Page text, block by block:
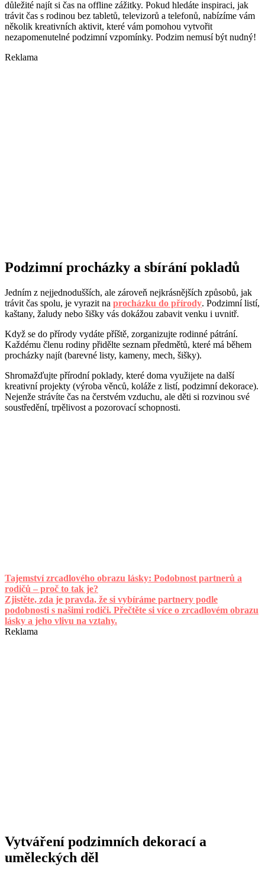
důležité najít si čas na offline zážitky. Pokud hledáte inspiraci, jak
trávit čas s rodinou bez tabletů, televizorů a telefonů, nabízíme vám
několik kreativních aktivit, které vám pomohou vytvořit
nezapomenutelné podzimní vzpomínky. Podzim nemusí být nudný!
Reklama
Podzimní procházky a sbírání pokladů
Jedním z nejjednodušších, ale zároveň nejkrásnějších způsobů, jak
trávit čas spolu, je vyrazit na procházku do přírody. Podzimní listí,
kaštany, žaludy nebo šišky vás dokážou zabavit venku i uvnitř.
Když se do přírody vydáte příště, zorganizujte rodinné pátrání.
Každému členu rodiny přidělte seznam předmětů, které má během
procházky najít (barevné listy, kameny, mech, šišky).
Shromažďujte přírodní poklady, které doma využijete na další
kreativní projekty (výroba věnců, koláže z listí, podzimní dekorace).
Nejenže strávíte čas na čerstvém vzduchu, ale děti si rozvinou své
soustředění, trpělivost a pozorovací schopnosti.
Tajemství zrcadlového obrazu lásky: Podobnost partnerů a
rodičů – proč to tak je?
Zjistěte, zda je pravda, že si vybíráme partnery podle
podobnosti s našimi rodiči. Přečtěte si více o zrcadlovém obrazu
lásky a jeho vlivu na vztahy.
Reklama
Vytváření podzimních dekorací a
uměleckých děl